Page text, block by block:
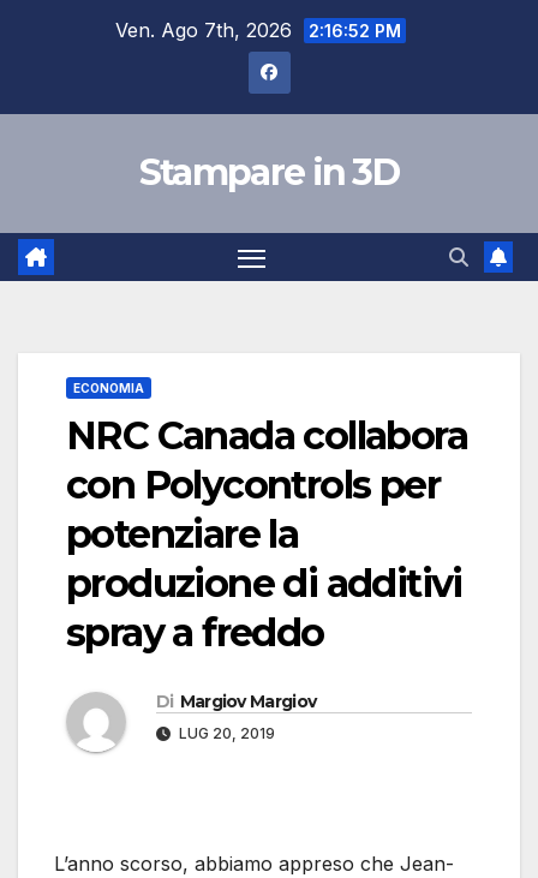
Ven. Ago 7th, 2026 2:16:53 PM
Stampare in 3D
ECONOMIA
NRC Canada collabora
con Polycontrols per
potenziare la
produzione di additivi
spray a freddo
Di Margiov Margiov
LUG 20, 2019
L’anno scorso, abbiamo appreso che Jean-